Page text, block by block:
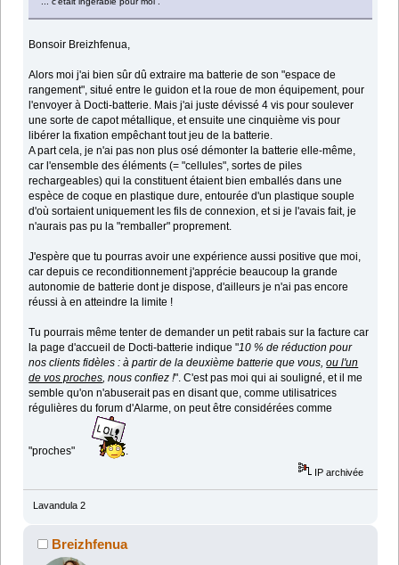
Bonsoir Breizhfenua,
Alors moi j'ai bien sûr dû extraire ma batterie de son "espace de
rangement", situé entre le guidon et la roue de mon équipement, pour
l'envoyer à Docti-batterie. Mais j'ai juste dévissé 4 vis pour soulever
une sorte de capot métallique, et ensuite une cinquième vis pour
libérer la fixation empêchant tout jeu de la batterie.
A part cela, je n'ai pas non plus osé démonter la batterie elle-même,
car l'ensemble des éléments (= "cellules", sortes de piles
rechargeables) qui la constituent étaient bien emballés dans une
espèce de coque en plastique dure, entourée d'un plastique souple
d'où sortaient uniquement les fils de connexion, et si je l'avais fait, je
n'aurais pas pu la "remballer" proprement.
J'espère que tu pourras avoir une expérience aussi positive que moi,
car depuis ce reconditionnement j'apprécie beaucoup la grande
autonomie de batterie dont je dispose, d'ailleurs je n'ai pas encore
réussi à en atteindre la limite !
Tu pourrais même tenter de demander un petit rabais sur la facture car
la page d'accueil de Docti-batterie indique "10 % de réduction pour
nos clients fidèles : à partir de la deuxième batterie que vous,ou l'un
de vos proches, nous confiez !". C'est pas moi qui ai souligné, et il me
semble qu'on n'abuserait pas en disant que, comme utilisatrices
régulières du forum d'Alarme, on peut être considérées comme
"proches" .
IP archivée
Lavandula 2
Breizhfenua